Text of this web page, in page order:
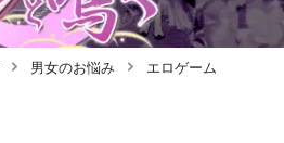
男女のお悩み エロゲーム